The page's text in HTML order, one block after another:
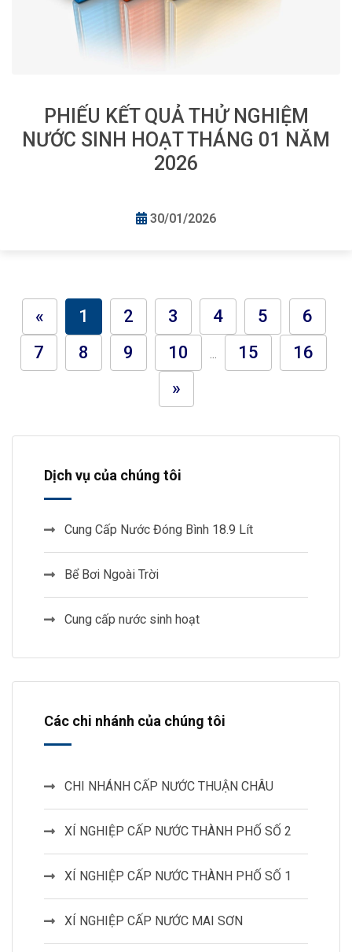
PHIẾU KẾT QUẢ THỬ NGHIỆM
NƯỚC SINH HOẠT THÁNG 01 NĂM
2026
30/01/2026
« 1 2 3 4 5
6
7
8 9 10 ... 15
16
»
Dịch vụ của chúng tôi
Cung Cấp Nước Đóng Bình 18.9 Lít
Bể Bơi Ngoài Trời
Cung cấp nước sinh hoạt
Các chi nhánh của chúng tôi
CHI NHÁNH CẤP NƯỚC THUẬN CHÂU
XÍ NGHIỆP CẤP NƯỚC THÀNH PHỐ SỐ 2
XÍ NGHIỆP CẤP NƯỚC THÀNH PHỐ SỐ 1
XÍ NGHIỆP CẤP NƯỚC MAI SƠN